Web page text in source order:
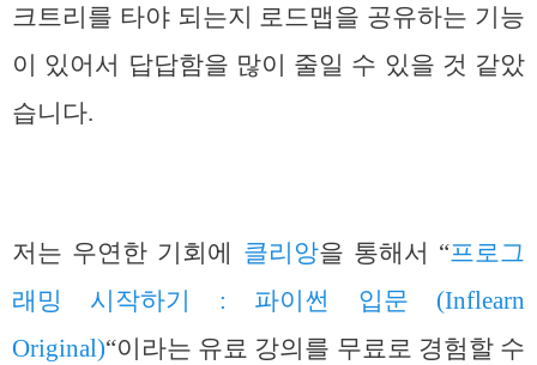
크트리를 타야 되는지 로드맵을 공유하는 기능
이 있어서 답답함을 많이 줄일 수 있을 것 같았
습니다.
저는 우연한 기회에 클리앙을 통해서 “프로그
래밍 시작하기 : 파이썬 입문 (Inflearn
Original)“이라는 유료 강의를 무료로 경험할 수